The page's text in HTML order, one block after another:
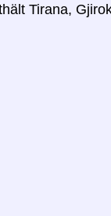
Tirana,